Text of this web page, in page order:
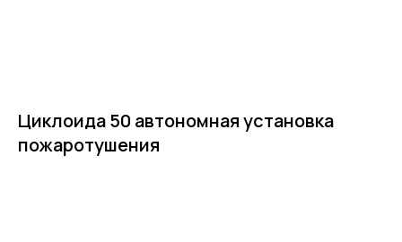
Циклоида 50 автономная установка
пожаротушения